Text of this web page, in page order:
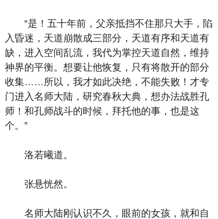
“是！五十年前，父亲抵挡不住那只大手，陷
入昏迷，天道崩散成三部分，天道有序和天道有
缺，进入空间乱流，我代为掌控天道自然，维持
神界的平衡。想要让他恢复，只有将散开的部分
收集……所以，我才如此决绝，不能失败！才专
门进入名师大陆，研究春秋大典，想办法战胜孔
师！和孔师战斗的时候，拜托他的事，也是这
个。”
洛若曦道。
张悬恍然。
名师大陆刚认识不久，眼前的女孩，就和自